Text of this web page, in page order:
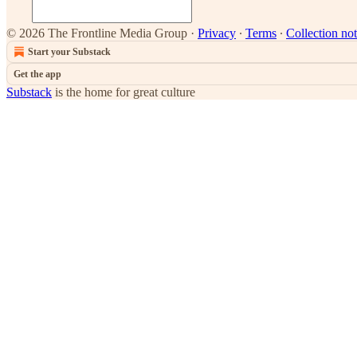
© 2026 The Frontline Media Group · Privacy ∙ Terms ∙ Collection
Start your Substack
Get the app
Substack is the home for great culture